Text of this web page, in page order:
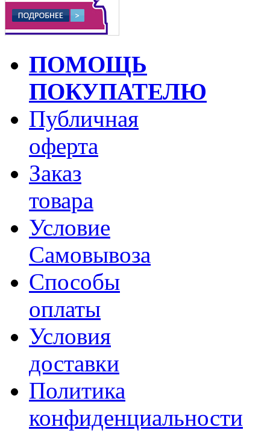
ПОМОЩЬ
ПОКУПАТЕЛЮ
Публичная
оферта
Заказ
товара
Условие
Самовывоза
Способы
оплаты
Условия
доставки
Политика
конфиденциальности